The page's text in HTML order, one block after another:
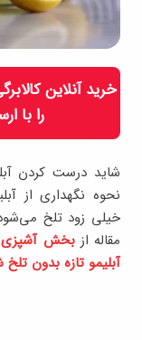
خرید آنلاین
را با
شاید درست کردن
نحوه نگهداری از
خیلی زود تلخ
مقاله ازبخش آشپزی
آبلیمو تازه بدون